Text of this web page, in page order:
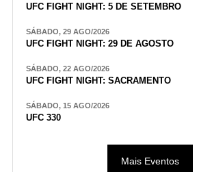
UFC FIGHT NIGHT: 5 DE SETEMBRO
SÁBADO, 29 AGO/2026
UFC FIGHT NIGHT: 29 DE AGOSTO
SÁBADO, 22 AGO/2026
UFC FIGHT NIGHT: SACRAMENTO
SÁBADO, 15 AGO/2026
UFC 330
Mais Eventos